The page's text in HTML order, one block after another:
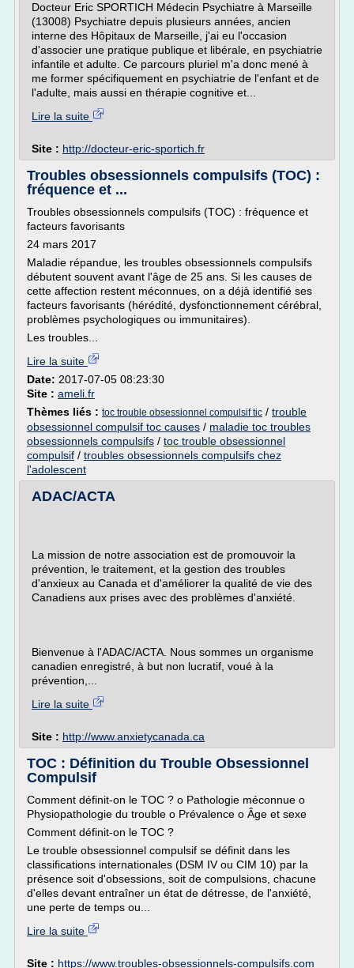
Docteur Eric SPORTICH Médecin Psychiatre à Marseille
(13008) Psychiatre depuis plusieurs années, ancien
interne des Hôpitaux de Marseille, j'ai eu l'occasion
d'associer une pratique publique et libérale, en psychiatrie
infantile et adulte. Ce parcours pluriel m'a donc mené à
me former spécifiquement en psychiatrie de l'enfant et de
l'adulte, mais aussi en thérapie cognitive et...
Lire la suite
Site : http://docteur-eric-sportich.fr
Troubles obsessionnels compulsifs (TOC) :
fréquence et ...
Troubles obsessionnels compulsifs (TOC) : fréquence et
facteurs favorisants
24 mars 2017
Maladie répandue, les troubles obsessionnels compulsifs
débutent souvent avant l'âge de 25 ans. Si les causes de
cette affection restent méconnues, on a déjà identifié ses
facteurs favorisants (hérédité, dysfonctionnement cérébral,
problèmes psychologiques ou immunitaires).
Les troubles...
Lire la suite
Date: 2017-07-05 08:23:30
Site : ameli.fr
Thèmes liés : toc trouble obsessionnel compulsif tic / trouble
obsessionnel compulsif toc causes / maladie toc troubles
obsessionnels compulsifs / toc trouble obsessionnel
compulsif / troubles obsessionnels compulsifs chez
l'adolescent
ADAC/ACTA
La mission de notre association est de promouvoir la
prévention, le traitement, et la gestion des troubles
d'anxieux au Canada et d'améliorer la qualité de vie des
Canadiens aux prises avec des problèmes d'anxiété.
Bienvenue à l'ADAC/ACTA. Nous sommes un organisme
canadien enregistré, à but non lucratif, voué à la
prévention,...
Lire la suite
Site : http://www.anxietycanada.ca
TOC : Définition du Trouble Obsessionnel
Compulsif
Comment définit-on le TOC ? o Pathologie méconnue o
Physiopathologie du trouble o Prévalence o Âge et sexe
Comment définit-on le TOC ?
Le trouble obsessionnel compulsif se définit dans les
classifications internationales (DSM IV ou CIM 10) par la
présence soit d'obsessions, soit de compulsions, chacune
d'elles devant entraîner un état de détresse, de l'anxiété,
une perte de temps ou...
Lire la suite
Site : https://www.troubles-obsessionnels-compulsifs.com